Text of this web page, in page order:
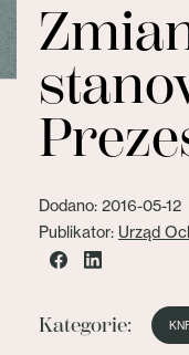
Dodano: 2016-05-12
Publikator: Urząd
Kategorie: